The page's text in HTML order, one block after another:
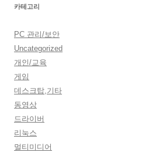
카테고리
PC 관리/보안
Uncategorized
개인/교육
게임
데스크탑,기타
동영상
드라이버
리눅스
멀티미디어